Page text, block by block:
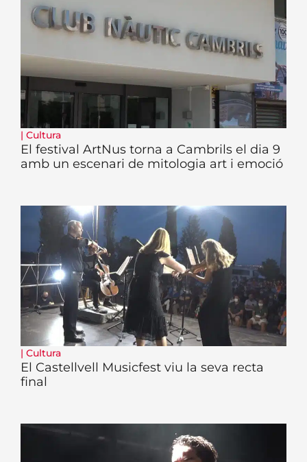
| Cultura
El festival ArtNus torna a Cambrils el dia 9
amb un escenari de mitologia art i emoció
| Cultura
El Castellvell Musicfest viu la seva recta
final